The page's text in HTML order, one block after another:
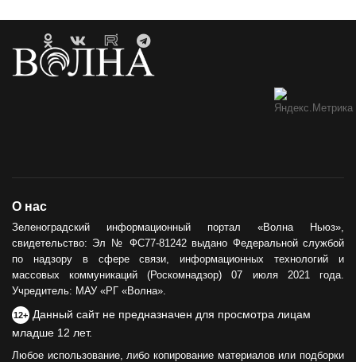
О нас
Зеленоградский информационный портал «Волна Ньюз»,
свидетельство: Эл № ФС77-81242 выдано Федеральной службой
по надзору в сфере связи, информационных технологий и
массовых коммуникаций (Роскомнадзор) 07 июля 2021 года.
Учредитель: МАУ «РГ «Волна».
12+ Данный сайт не предназначен для просмотра лицам
младше 12 лет.
Любое использование, либо копирование материалов или подборки